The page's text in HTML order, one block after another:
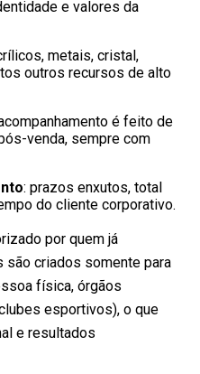
e valores da
metais, cristal,
outros recursos de alto
é feito de
venda, sempre com
: prazos enxutos, total
do cliente corporativo.
por quem já
são criados somente para
física, órgãos
esportivos), o que
e resultados